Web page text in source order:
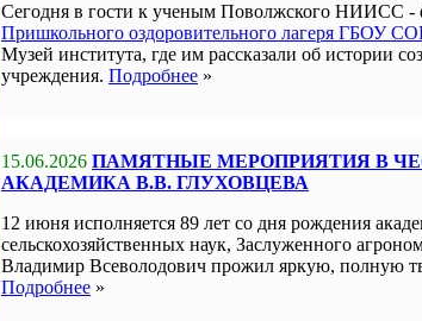
Сегодня в гости к ученым Поволжского НИИСС
Пришкольного оздоровительного лагеря ГБОУ
Музей института, где им рассказали об истории
учреждения. Подробнее »
15.06.2026 ПАМЯТНЫЕ МЕРОПРИЯТИЯ В
АКАДЕМИКА В.В. ГЛУХОВЦЕВА
12 июня исполняется 89 лет со дня рождения
сельскохозяйственных наук, Заслуженного
Владимир Всеволодович прожил яркую, полную
Подробнее »